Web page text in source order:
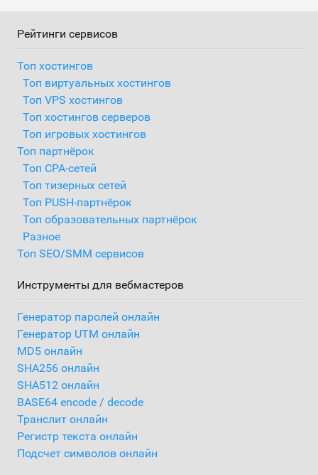
Рейтинги сервисов
Топ хостингов
Топ виртуальных хостингов
Топ VPS хостингов
Топ хостингов серверов
Топ игровых хостингов
Топ партнёрок
Топ CPA-сетей
Топ тизерных сетей
Топ PUSH-партнёрок
Топ образовательных партнёрок
Разное
Топ SEO/SMM сервисов
Инструменты для вебмастеров
Генератор паролей онлайн
Генератор UTM онлайн
MD5 онлайн
SHA256 онлайн
SHA512 онлайн
BASE64 encode / decode
Транслит онлайн
Регистр текста онлайн
Подсчет символов онлайн